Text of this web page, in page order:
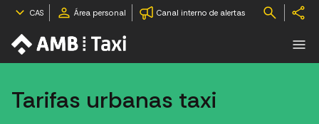
CAS Área personal Canal interno de alertas
Tarifas urbanas taxi